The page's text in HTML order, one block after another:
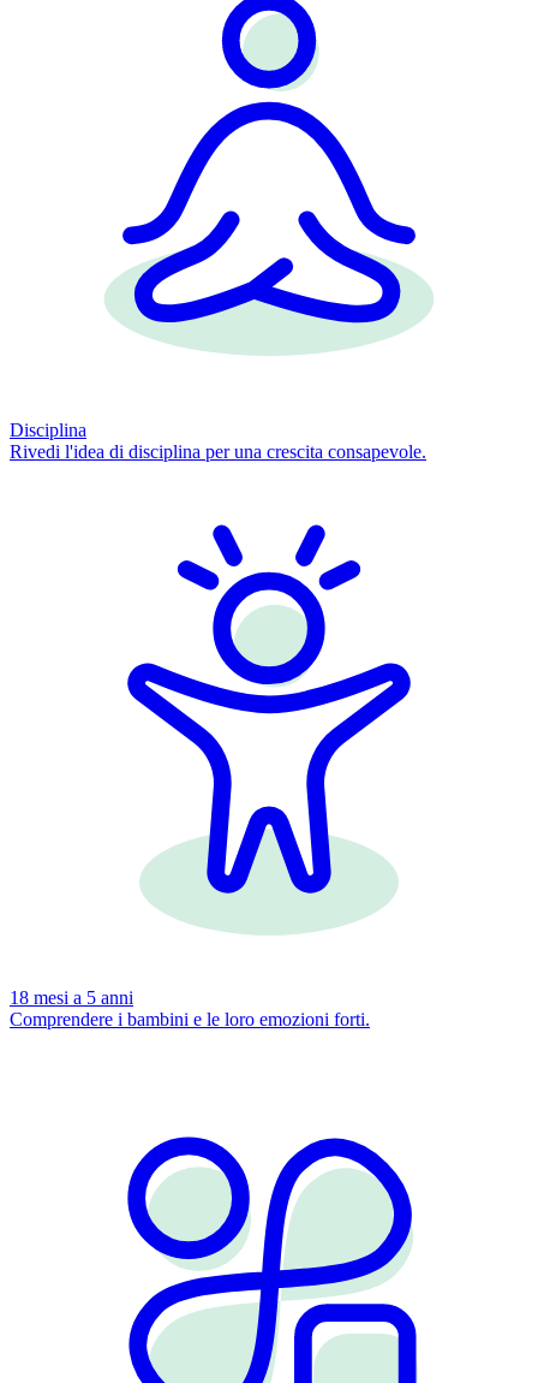
Disciplina
Rivedi l'idea di disciplina per una crescita consapevole.
18 mesi a 5 anni
Comprendere i bambini e le loro emozioni forti.